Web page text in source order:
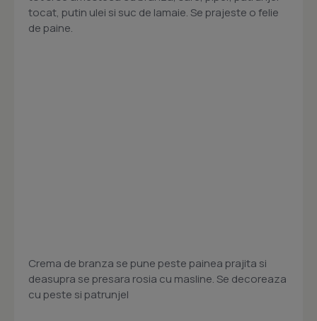
tocat, putin ulei si suc de lamaie. Se prajeste o felie
de paine.
Crema de branza se pune peste painea prajita si
deasupra se presara rosia cu masline. Se decoreaza
cu peste si patrunjel